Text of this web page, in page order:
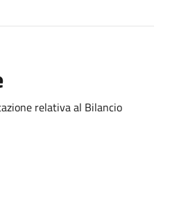
relativa al Bilancio